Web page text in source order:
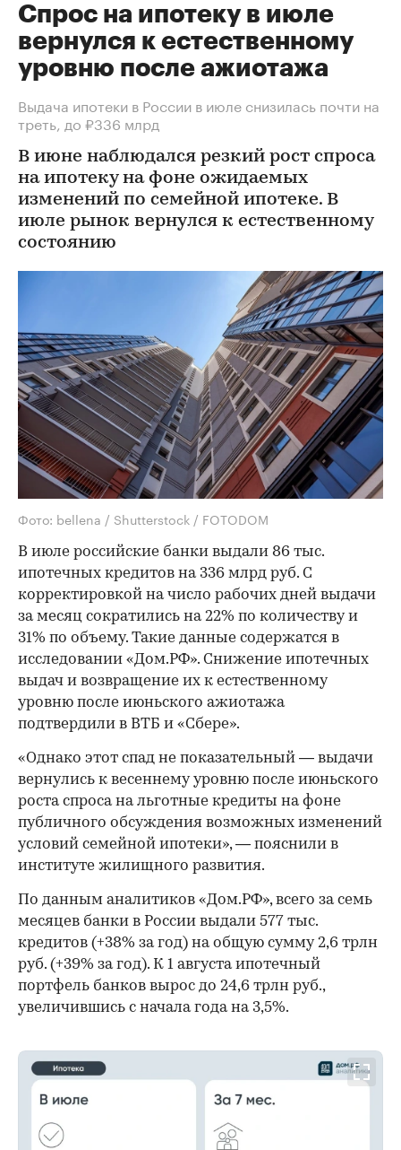
Спрос на ипотеку в июле
вернулся к естественному
уровню после ажиотажа
Выдача ипотеки в России в июле снизилась почти на
треть, до ₽336 млрд
В июне наблюдался резкий рост спроса
на ипотеку на фоне ожидаемых
изменений по семейной ипотеке. В
июле рынок вернулся к естественному
состоянию
Фото: bellena / Shutterstock / FOTODOM
В июле российские банки выдали 86 тыс.
ипотечных кредитов на 336 млрд руб. С
корректировкой на число рабочих дней выдачи
за месяц сократились на 22% по количеству и
31% по объему. Такие данные содержатся в
исследовании «Дом.РФ». Снижение ипотечных
выдач и возвращение их к естественному
уровню после июньского ажиотажа
подтвердили в ВТБ и «Сбере».
«Однако этот спад не показательный — выдачи
вернулись к весеннему уровню после июньского
роста спроса на льготные кредиты на фоне
публичного обсуждения возможных изменений
условий семейной ипотеки», — пояснили в
институте жилищного развития.
По данным аналитиков «Дом.РФ», всего за семь
месяцев банки в России выдали 577 тыс.
кредитов (+38% за год) на общую сумму 2,6 трлн
руб. (+39% за год). К 1 августа ипотечный
портфель банков вырос до 24,6 трлн руб.,
увеличившись с начала года на 3,5%.